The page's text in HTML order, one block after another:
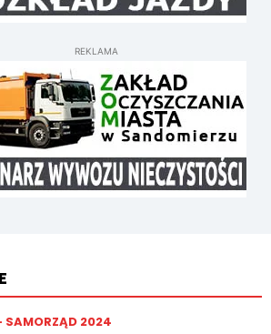
REKLAMA
SAMORZĄD 2024